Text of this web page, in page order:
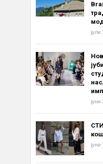
јули
јуни
јуни